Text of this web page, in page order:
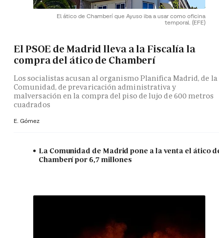
El ático de Chamberí que Ayuso iba a usar como oficina
temporal. (EFE)
El PSOE de Madrid lleva a la Fiscalía la
compra del ático de Chamberí
Los socialistas acusan al organismo Planifica Madrid, de la
Comunidad, de prevaricación administrativa y
malversación en la compra del piso de lujo de 600 metros
cuadrados
E. Gómez
La Comunidad de Madrid pone a la venta el ático
Chamberí por 6,7 millones